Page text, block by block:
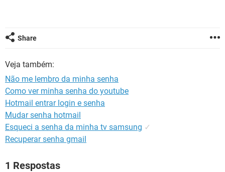
Share
Veja também:
Não me lembro da minha senha
Como ver minha senha do youtube
Hotmail entrar login e senha
Mudar senha hotmail
Esqueci a senha da minha tv samsung ✓
Recuperar senha gmail
1 Respostas